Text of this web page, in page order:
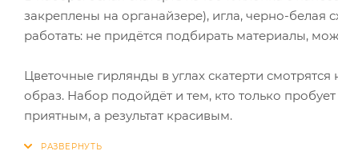
закреплены на органайзере), игла, черно-
работать: не придётся подбирать материалы,
Цветочные гирлянды в углах скатерти
образ. Набор подойдёт и тем, кто только
приятным, а результат красивым.